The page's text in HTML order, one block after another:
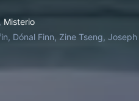
, Misterio
Dónal Finn, Zine Tseng,